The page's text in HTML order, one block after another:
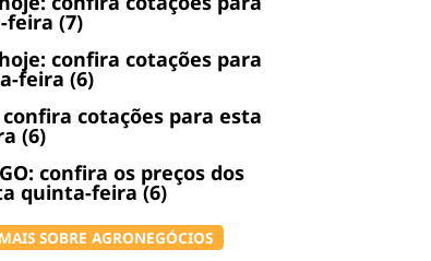
feira (7)
confira cotações para
feira (6)
cotações para esta
(6)
confira os preços dos
quinta-feira (6)
SOBRE AGRONEGÓCIOS